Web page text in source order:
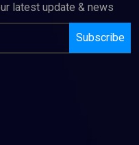
latest update & news
Subscribe